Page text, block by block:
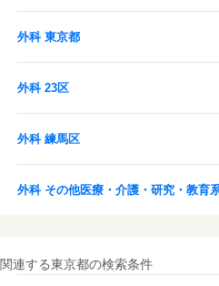
外科 東京都
外科 23区
外科 練馬区
外科 その他医療・介護・研究・教育
関連する東京都の検索条件